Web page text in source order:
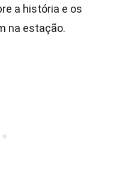
a história e os
na estação.